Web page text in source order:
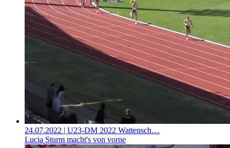
24.07.2022 | U23-DM 2022 Wattensch…
Lucia Sturm macht's von vorne